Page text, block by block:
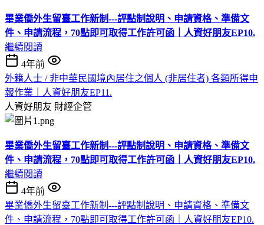
畢業僑外生留臺工作新制---評點制說明、申請資格、準備文
件、申請流程，70點即可取得工作許可函｜人資好朋友EP10.
繼續閱讀
4年前
外籍人士 / 非中華民國境內居住之個人 (非居住者) 各類所得申
報作業｜人資好朋友EP11.
人資好朋友 財經企管
畢業僑外生留臺工作新制---評點制說明、申請資格、準備文
件、申請流程，70點即可取得工作許可函｜人資好朋友EP10.
繼續閱讀
4年前
畢業僑外生留臺工作新制---評點制說明、申請資格、準備文
件、申請流程，70點即可取得工作許可函｜人資好朋友EP10.